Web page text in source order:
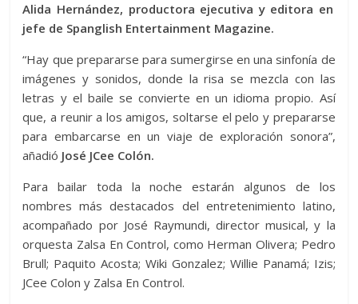
Alida Hernández, productora ejecutiva y editora en
jefe de Spanglish Entertainment Magazine.
“Hay que prepararse para sumergirse en una sinfonía de
imágenes y sonidos, donde la risa se mezcla con las
letras y el baile se convierte en un idioma propio. Así
que, a reunir a los amigos, soltarse el pelo y prepararse
para embarcarse en un viaje de exploración sonora”,
añadió José JCee Colón.
Para bailar toda la noche estarán algunos de los
nombres más destacados del entretenimiento latino,
acompañado por José Raymundi, director musical, y la
orquesta Zalsa En Control, como Herman Olivera; Pedro
Brull; Paquito Acosta; Wiki Gonzalez; Willie Panamá; Izis;
JCee Colon y Zalsa En Control.